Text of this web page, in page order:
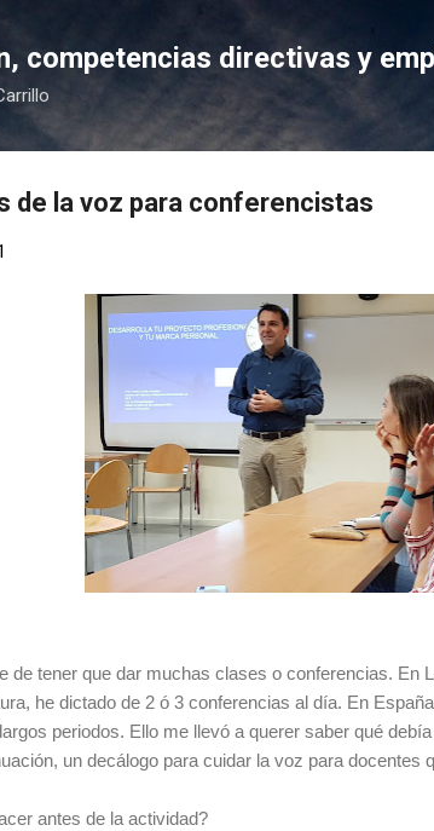
competencias directivas y
de la voz para conferencistas
de tener que dar muchas clases o conferencias. En
he dictado de 2 ó 3 conferencias al día. En
periodos. Ello me llevó a querer saber qué
un decálogo para cuidar la voz para docentes
antes de la actividad?